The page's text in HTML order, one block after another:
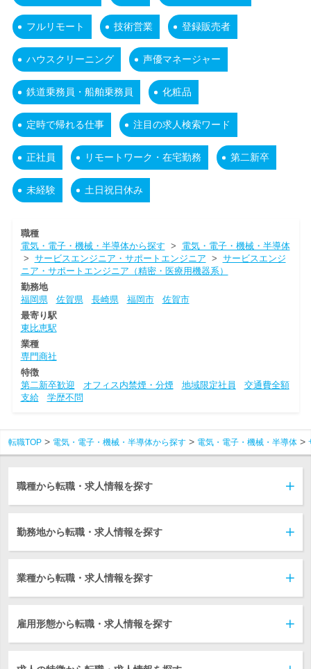
フルリモート 技術営業 登録販売者
ハウスクリーニング 声優マネージャー
鉄道乗務員・船舶乗務員 化粧品
定時で帰れる仕事 注目の求人検索ワード
正社員 リモートワーク・在宅勤務 第二新卒
未経験 土日祝日休み
職種
電気・電子・機械・半導体から探す > 電気・電子・機械・半導体
> サービスエンジニア・サポートエンジニア > サービスエンジ
ニア・サポートエンジニア（精密・医療用機器系）
勤務地
福岡県
佐賀県 長崎県 福岡市
佐賀市
最寄り駅
東比恵駅
業種
専門商社
特徴
第二新卒歓迎
オフィス内禁煙・分煙 地域限定社員
交通費全額
支給
学歴不問
転職TOP 電気・電子・機械・半導体から探す 電気・電子・機械・半導体
職種から転職・求人情報を探す
勤務地から転職・求人情報を探す
業種から転職・求人情報を探す
雇用形態から転職・求人情報を探す